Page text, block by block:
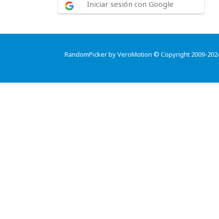
Iniciar sesión con Google
RandomPicker by VeroMotion © Copyright 2009-